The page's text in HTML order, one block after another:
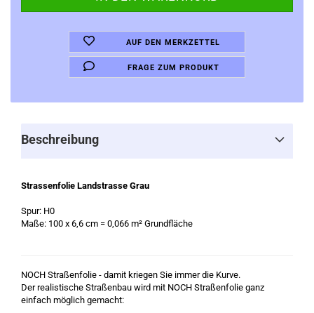
AUF DEN MERKZETTEL
FRAGE ZUM PRODUKT
Beschreibung
Strassenfolie Landstrasse Grau
Spur: H0
Maße: 100 x 6,6 cm = 0,066 m² Grundfläche
NOCH Straßenfolie - damit kriegen Sie immer die Kurve.
Der realistische Straßenbau wird mit NOCH Straßenfolie ganz
einfach möglich gemacht: